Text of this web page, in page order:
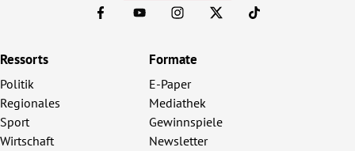
Ressorts
Politik
Regionales
Sport
Wirtschaft
Formate
E-Paper
Mediathek
Gewinnspiele
Newsletter